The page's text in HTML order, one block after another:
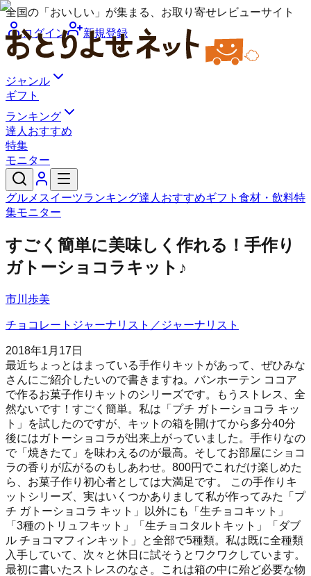
全国の「おいしい」が集まる、お取り寄せレビューサイト
ログイン
新規登録
ジャンル
ギフト
ランキング
達人おすすめ
特集
モニター
グルメ スイーツランキング達人おすすめギフト 食材・飲料特
集モニター
すごく簡単に美味しく作れる！手作り
ガトーショコラキット♪
市川歩美
チョコレートジャーナリスト／ジャーナリスト
2018年1月17日
最近ちょっとはまっている手作りキットがあって、ぜひみな
さんにご紹介したいので書きますね。バンホーテン ココア
で作るお菓子作りキットのシリーズです。もうストレス、全
然ないです！すごく簡単。私は「プチ ガトーショコラ キッ
ト」を試したのですが、キットの箱を開けてから多分40分
後にはガトーショコラが出来上がっていました。手作りなの
で「焼きたて」を味わえるのが最高。そしてお部屋にショコ
ラの香りが広がるのもしあわせ。800円でこれだけ楽しめた
ら、お菓子作り初心者としては大満足です。 この手作りキ
ットシリーズ、実はいくつかありまして私が作ってみた「プ
チ ガトーショコラ キット」以外にも「生チョコキット」
「3種のトリュフキット」「生チョコタルトキット」「ダブ
ル チョコマフィンキット」と全部で5種類。私は既に全種類
入手していて、次々と休日に試そうとワクワクしています。
最初に書いたストレスのなさ。これは箱の中に殆ど必要な物